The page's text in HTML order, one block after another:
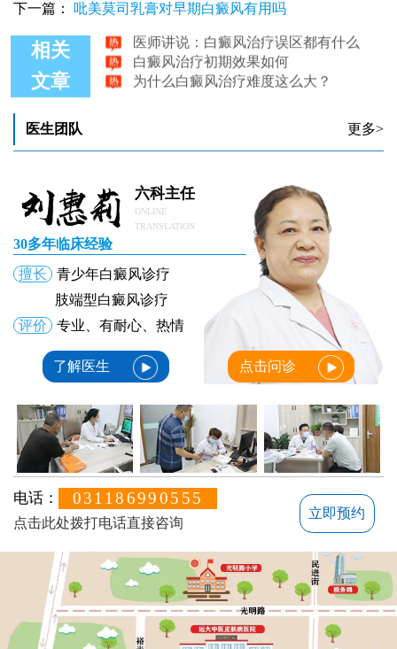
下一篇： 吡美莫司乳膏对早期白癜风有用吗
相关
文章
白癜风治疗都有什么哪些偏方
白癜风治疗初期效果如何
为什么白癜风治疗难度这么大？
医生团队 更多>
六科主任
ONLINE
TRANSLATION
30多年临床经验
擅长
青少年白癜风诊疗
肢端型白癜风诊疗
评价
专业、有耐心、热情
了解医生 点击问诊
电话： 031186990555
点击此处拨打电话直接咨询
立即预约